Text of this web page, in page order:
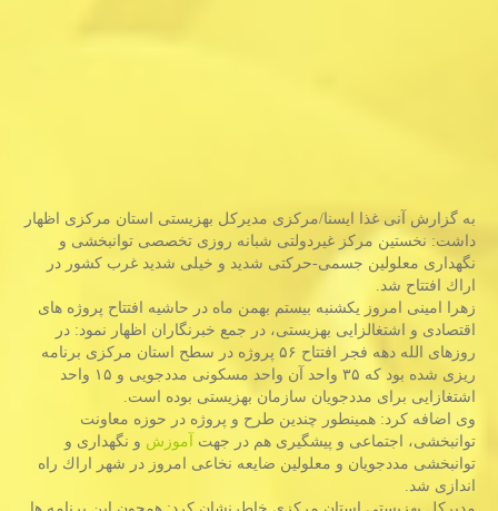
به گزارش آنی غذا ایسنا/مركزی مدیركل بهزیستی استان مركزی اظهار
داشت: نخستین مركز غیردولتی شبانه روزی تخصصی توانبخشی و
نگهداری معلولین جسمی-حركتی شدید و خیلی شدید غرب كشور در
اراك افتتاح شد.
زهرا امینی امروز یكشنبه بیستم بهمن ماه در حاشیه افتتاح پروژه های
اقتصادی و اشتغالزایی بهزیستی، در جمع خبرنگاران اظهار نمود: در
روزهای الله دهه فجر افتتاح ۵۶ پروژه در سطح استان مركزی برنامه
ریزی شده بود كه ۳۵ واحد آن واحد مسكونی مددجویی و ۱۵ واحد
اشتغازایی برای مددجویان سازمان بهزیستی بوده است.
وی اضافه كرد: همینطور چندین طرح و پروژه در حوزه معاونت
توانبخشی، اجتماعی و پیشگیری هم در جهت آموزش و نگهداری و
توانبخشی مددجویان و معلولین ضایعه نخاعی امروز در شهر اراك راه
اندازی شد.